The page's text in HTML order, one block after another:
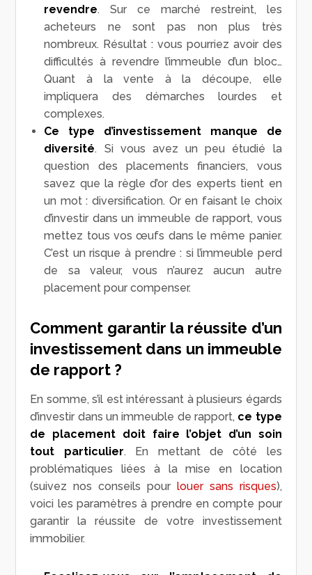
revendre. Sur ce marché restreint, les
acheteurs ne sont pas non plus très
nombreux. Résultat : vous pourriez avoir des
difficultés à revendre l’immeuble d’un bloc…
Quant à la vente à la découpe, elle
impliquera des démarches lourdes et
complexes.
Ce type d’investissement manque de
diversité. Si vous avez un peu étudié la
question des placements financiers, vous
savez que la règle d’or des experts tient en
un mot : diversification. Or en faisant le choix
d’investir dans un immeuble de rapport, vous
mettez tous vos œufs dans le même panier.
C’est un risque à prendre : si l’immeuble perd
de sa valeur, vous n’aurez aucun autre
placement pour compenser.
Comment garantir la réussite d’un
investissement dans un immeuble
de rapport ?
En somme, s’il est intéressant à plusieurs égards
d’investir dans un immeuble de rapport, ce type
de placement doit faire l’objet d’un soin
tout particulier. En mettant de côté les
problématiques liées à la mise en location
(suivez nos conseils pour louer sans risques),
voici les paramètres à prendre en compte pour
garantir la réussite de votre investissement
immobilier.